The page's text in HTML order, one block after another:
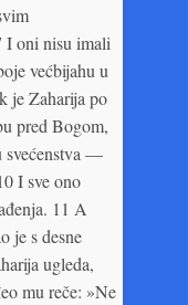
I oni nisu imali
većbijahu u
je Zaharija po
pred Bogom,
svećenstva —
I sve ono
11 A
je s desne
ugleda,
mu reče: »Ne